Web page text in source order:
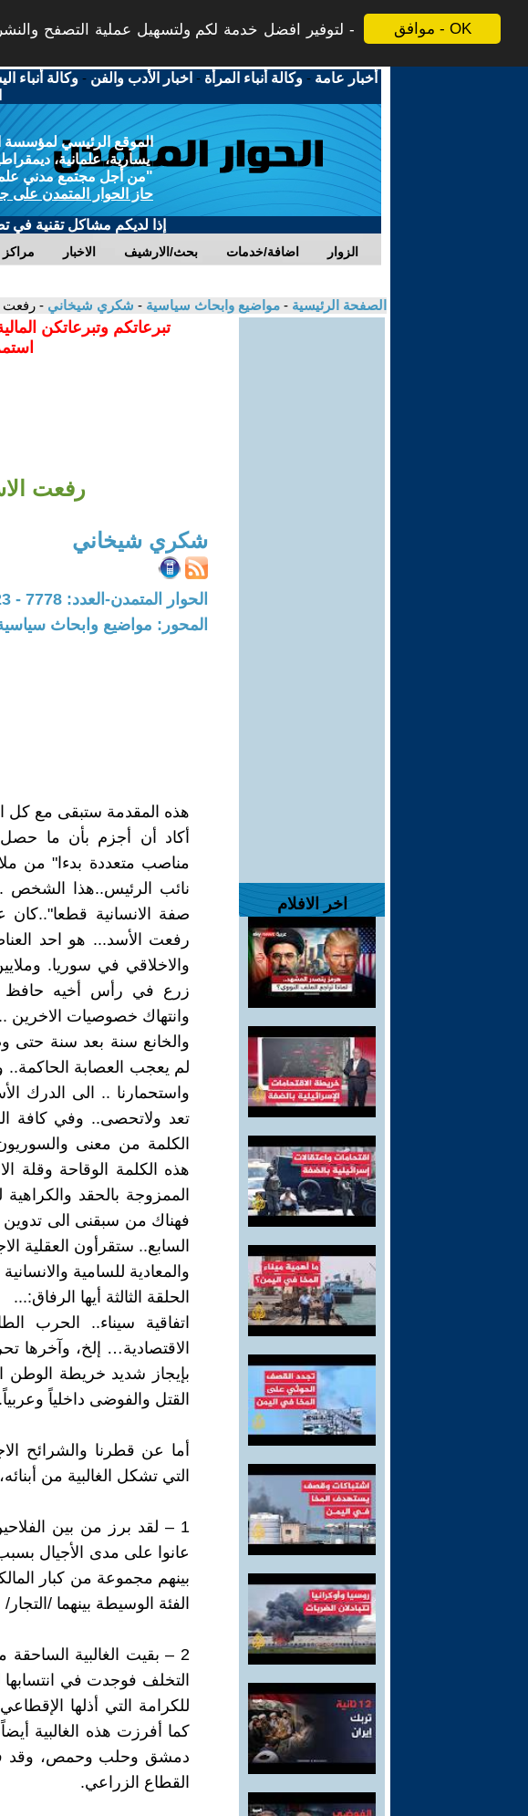
موافق - OK
لتوفير افضل خدمة لكم ولتسهيل عملية التصفح
أخبار عامة -وكالة أنباء المرأة - اخبار الأدب والفن -وكالة أنباء
الموقع الرئيسي لمؤسسة
يسارية، علمانية،
"من أجل مجتمع مدني
حاز الحوار المتمدن على
إذا لديكم مشاكل تقنية في
مراكز الاخبار بحث/الارشيف اضافة/خدمات الزوار
الصفحة الرئيسية - مواضيع وابحاث سياسية - شكري شيخاني - رفعت
اخر الافلام
تبرعاتكم وتبرعاتكن
رفعت
شكري شيخاني
الحوار المتمدن-العدد: 7778 - 2023 / 10 / 28 - 23:14
المحور: مواضيع وابحاث
هذه المقدمة ستبقى مع كل
أكاد أن أجزم بأن ما
مناصب متعددة بدءا" من
نائب الرئيس..هذا الشخص
صفة الانسانية
رفعت الأسد... هو احد
والاخلاقي في سوريا.
زرع في رأس أخيه حافظ
وانتهاك خصوصيات الاخرين
والخانع سنة بعد سنة حتى
لم يعجب العصابة الحاكمة..
واستحمارنا .. الى الدرك
تعد ولاتحصى.. وفي كافة
الكلمة من معنى
هذه الكلمة الوقاحة وقلة
الممزوجة بالحقد
فهناك من سبقنى الى
السابع.. ستقرأون العقلية
والمعادية للسامية
الحلقة الثالثة أيها الرفاق:...
اتفاقية سيناء.. الحرب
الاقتصادية… إلخ، وآخرها
بإيجاز شديد خريطة الوطن
القتل والفوضى داخلياً وعربياً.
أما عن قطرنا والشرائح
التي تشكل الغالبية من
1 – لقد برز من بين
عانوا على مدى الأجيال
بينهم مجموعة من كبار
الفئة الوسيطة بينهما /
2 – بقيت الغالبية
التخلف فوجدت في انتسابها
للكرامة التي أذلها
كما أفرزت هذه الغالبية
دمشق وحلب وحمص، وقد
القطاع الزراعي.